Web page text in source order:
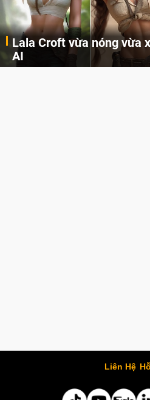
Lala Croft vừa nóng vừa
AI
Liên Hệ